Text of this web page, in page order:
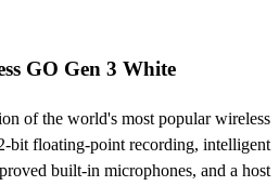
GO Gen 3 White
of the world's most popular wireless
bit floating-point recording, intelligent
built-in microphones, and a host